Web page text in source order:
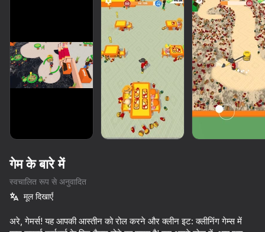
सभी मुफ्त। सभी आपके।
Burger Empire 67
Twerk Master
Twerk Race: Cross the bridge
Railroad
गेम के बारे में
स्वचालित रूप से अनुवादित
मूल दिखाएँ
अरे, गेमर्स! यह आपकी आस्तीन को रोल करने और क्लीन इट: क्लीनिंग गेम्स में